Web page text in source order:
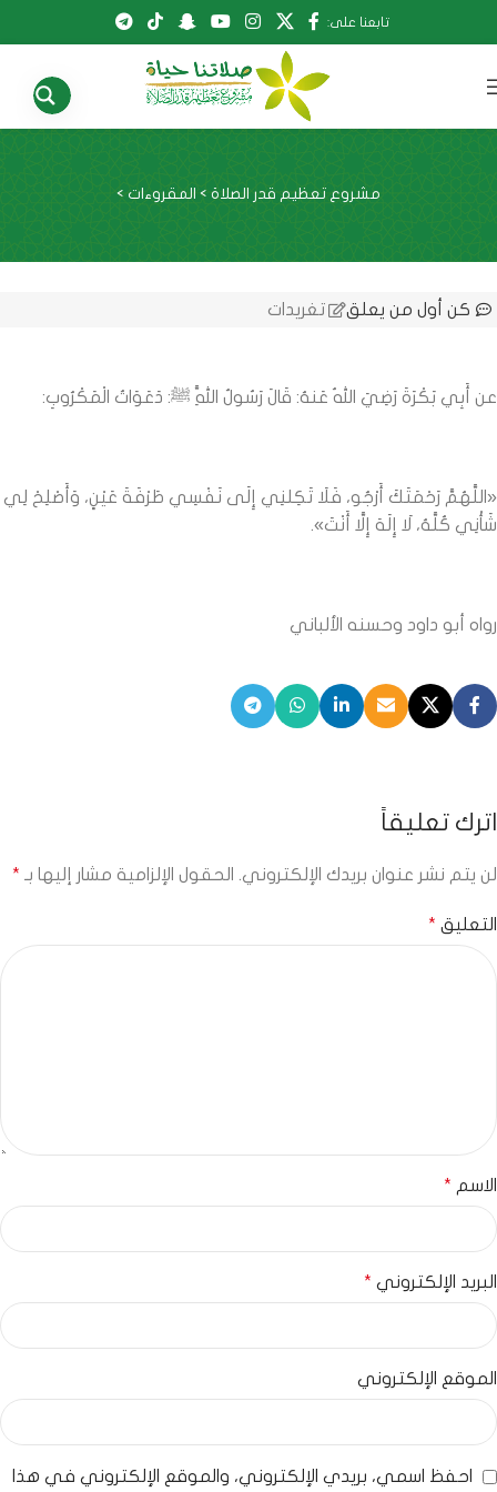
تابعنا على:
مشروع تعظيم قدر الصلاة > المقروءات >
كن أول من يعلق تغريدات
عن أَبِي بَكْرَةَ رَضِيَ اللهُ عَنهُ: قَالَ رَسُولُ اللَّهِ ﷺ: دَعَوَاتُ الْمَكْرُوبِ:
«اللَّهُمَّ رَحْمَتَكَ أَرْجُو، فَلَا تَكِلنِي إِلَى نَفْسِي طَرْفَةَ عَيْنٍ، وَأَصْلِحْ لِي
شَأْنِي كُلَّهُ، لَا إِلَهَ إِلَّا أَنْتَ».
رواه أبو داود وحسنه الألباني
اترك تعليقاً
لن يتم نشر عنوان بريدك الإلكتروني. الحقول الإلزامية مشار إليها بـ *
التعليق *
الاسم *
البريد الإلكتروني *
الموقع الإلكتروني
احفظ اسمي، بريدي الإلكتروني، والموقع الإلكتروني في هذا